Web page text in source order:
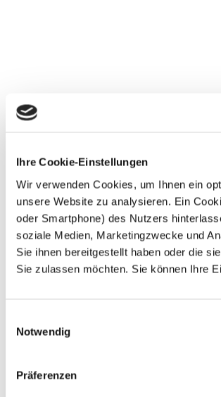
Ihre Cookie-Einstellungen
Wir verwenden Cookies, um Ihnen ein
unsere Website zu analysieren. Ein
oder Smartphone) des Nutzers
soziale Medien, Marketingzwecke und
Sie ihnen bereitgestellt haben oder die
Sie zulassen möchten. Sie können Ihre
Notwendig
Präferenzen